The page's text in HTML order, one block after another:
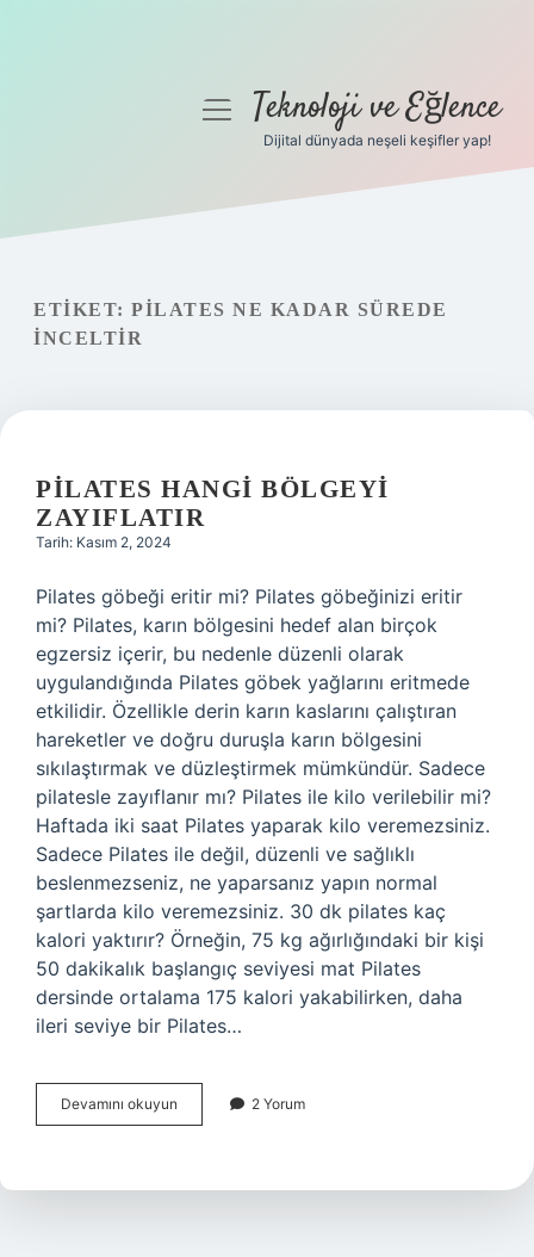
Gizlilik Politikası
Hakkımızda
menüyüTeknoloji ve Eğlence
Dijital dünyada neşeli keşifler yap!
ETIKET: PILATES NE KADAR SÜREDE
INCELTIR
PILATES HANGI BÖLGEYI
ZAYIFLATIR
Tarih: Kasım 2, 2024
Pilates göbeği eritir mi? Pilates göbeğinizi eritir
mi? Pilates, karın bölgesini hedef alan birçok
egzersiz içerir, bu nedenle düzenli olarak
uygulandığında Pilates göbek yağlarını eritmede
etkilidir. Özellikle derin karın kaslarını çalıştıran
hareketler ve doğru duruşla karın bölgesini
sıkılaştırmak ve düzleştirmek mümkündür. Sadece
pilatesle zayıflanır mı? Pilates ile kilo verilebilir mi?
Haftada iki saat Pilates yaparak kilo veremezsiniz.
Sadece Pilates ile değil, düzenli ve sağlıklı
beslenmezseniz, ne yaparsanız yapın normal
şartlarda kilo veremezsiniz. 30 dk pilates kaç
kalori yaktırır? Örneğin, 75 kg ağırlığındaki bir kişi
50 dakikalık başlangıç ​​seviyesi mat Pilates
dersinde ortalama 175 kalori yakabilirken, daha
ileri seviye bir Pilates…
Devamını okuyun
Hangi
2 Yorum